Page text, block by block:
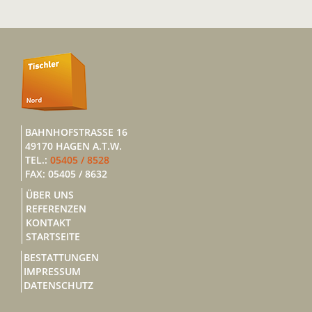
BAHNHOFSTRASSE 16
49170 HAGEN A.T.W.
TEL.: 05405 / 8528
FAX: 05405 / 8632
ÜBER UNS
REFERENZEN
KONTAKT
STARTSEITE
BESTATTUNGEN
IMPRESSUM
DATENSCHUTZ